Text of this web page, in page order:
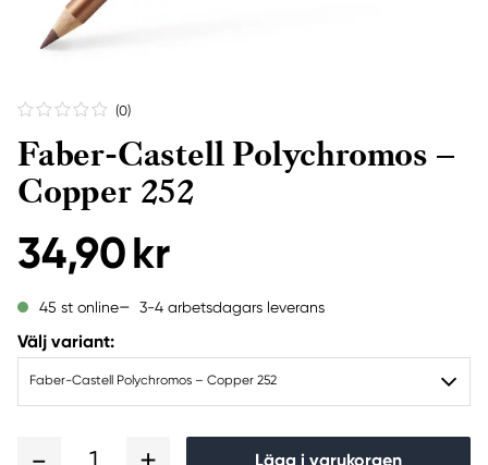
(0)
Faber-Castell Polychromos –
Copper 252
34,90 kr
45 st online 3-4 arbetsdagars leverans
Välj variant:
Faber-Castell Polychromos – Copper 252
Lägg i varukorgen